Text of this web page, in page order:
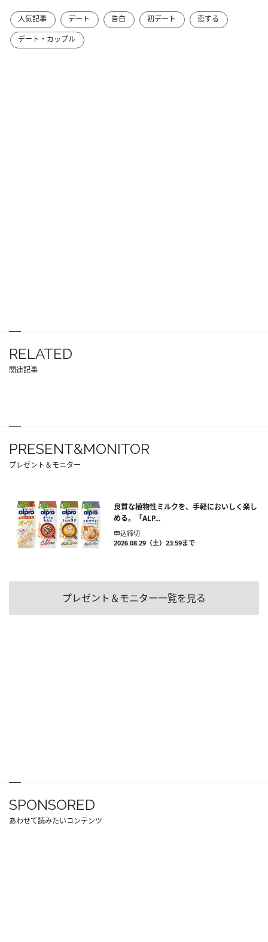
人気記事 デート 告白 初デート
恋する
デート・カップル
RELATED
関連記事
PRESENT&MONITOR
プレゼント＆モニター
良質な植物性ミルクを、手軽においしく楽し
める。「ALP...
申込締切
2026.08.29（土）23:59まで
プレゼント＆モニター一覧を見る
SPONSORED
あわせて読みたいコンテンツ